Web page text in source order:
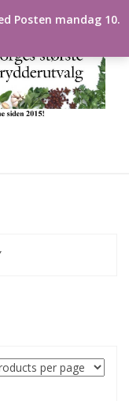
Posten mandag 10.